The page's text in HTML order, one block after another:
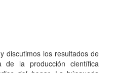
discutimos los resultados de
de la producción científica